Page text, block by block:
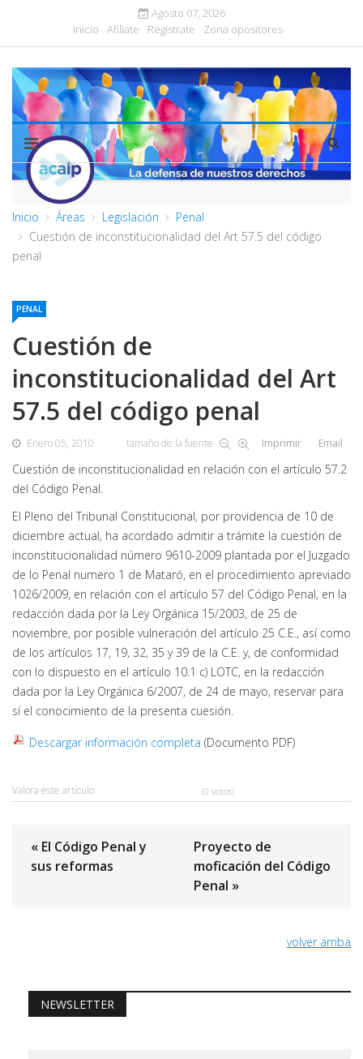
Agosto 07, 2026
Inicio
Afiliate Regístrate Zona opositores
Inicio Áreas Legislación
Penal
Cuestión de inconstitucionalidad del Art 57.5 del código
penal
PENAL
Cuestión de
inconstitucionalidad del Art
57.5 del código penal
Enero 05, 2010 tamaño de la fuente Imprimir Email
Cuestión de inconstitucionalidad en relación con el artículo 57.2
del Código Penal.
El Pleno del Tribunal Constitucional, por providencia de 10 de
diciembre actual, ha acordado admitir a trámite la cuestión de
inconstitucionalidad número 9610-2009 plantada por el Juzgado
de lo Penal numero 1 de Mataró, en el procedimiento apreviado
1026/2009, en relación con el artículo 57 del Código Penal, en la
redacción dada por la Ley Orgánica 15/2003, de 25 de
noviembre, por posible vulneración del artículo 25 C.E., así como
de los artículos 17, 19, 32, 35 y 39 de la C.E. y, de conformidad
con lo dispuesto en el artículo 10.1 c) LOTC, en la redacción
dada por la Ley Orgánica 6/2007, de 24 de mayo, reservar para
sí el conocimiento de la presenta cuesión.
Descargar información completa (Documento PDF)
Valora este artículo (0 votos)
« El Código Penal y
sus reformas
Proyecto de
moficación del Código
Penal »
volver arriba
NEWSLETTER